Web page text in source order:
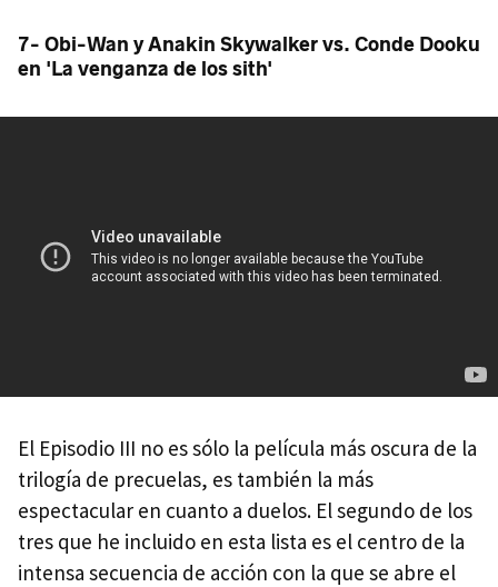
7- Obi-Wan y Anakin Skywalker vs. Conde Dooku
en 'La venganza de los sith'
El Episodio III no es sólo la película más oscura de la
trilogía de precuelas, es también la más
espectacular en cuanto a duelos. El segundo de los
tres que he incluido en esta lista es el centro de la
intensa secuencia de acción con la que se abre el